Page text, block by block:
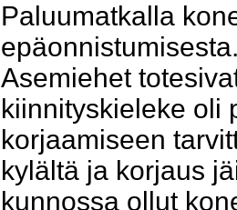
Paluumatkalla
Asemiehet
kiinnityskieleke oli
korjaamiseen
kylältä ja korjaus
kunnossa ollut